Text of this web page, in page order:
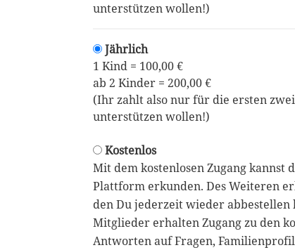
unterstützen wollen!)
Jährlich
1 Kind = 100,00 €
ab 2 Kinder = 200,00 €
(Ihr zahlt also nur für die ersten
unterstützen wollen!)
Kostenlos
Mit dem kostenlosen Zugang kannst
Plattform erkunden. Des Weiteren
den Du jederzeit wieder abbestellen
Mitglieder erhalten Zugang zu den
Antworten auf Fragen,